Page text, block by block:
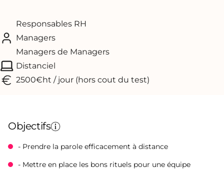
Responsables RH
Managers
Managers de Managers
Distanciel
2500€ht / jour (hors cout du test)
Objectifs
- Prendre la parole efficacement à distance
- Mettre en place les bons rituels pour une équipe